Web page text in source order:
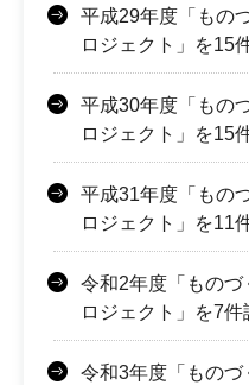
平成29年度「もの
ロジェクト」を15
平成30年度「もの
ロジェクト」を15
平成31年度「もの
ロジェクト」を11
令和2年度「もの
ロジェクト」を7件
令和3年度「もの